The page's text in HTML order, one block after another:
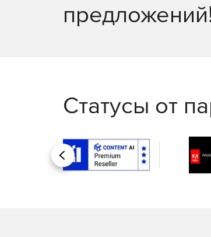
Консоль отчетов EventLog
для аудита, которые можно
Статусы от
Назад